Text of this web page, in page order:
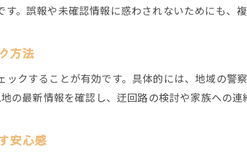
。誤報や未確認情報に惑わされないためにも、
方法
クすることが有効です。具体的には、地域の警
の最新情報を確認し、迂回路の検討や家族への連
安心感